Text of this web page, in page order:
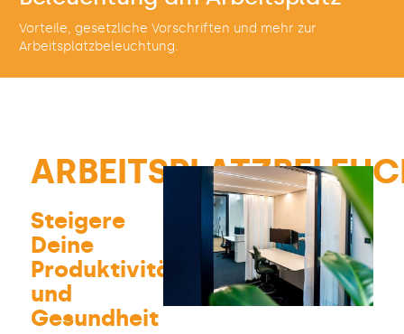
Vorteile, gesetzliche Vorschriften und mehr zur
Arbeitsplatzbeleuchtung.
Steigere
Deine
Produktivität
und
Gesundheit